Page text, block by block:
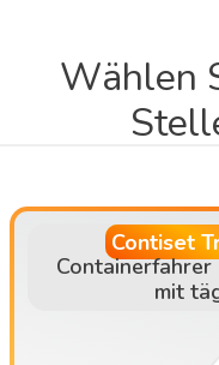
Wählen
Contiset
Containerfahrer
mit